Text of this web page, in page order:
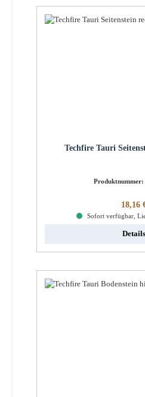
Techfire Tauri
Produktnummer:
18,16
Sofort verfügbar,
Details